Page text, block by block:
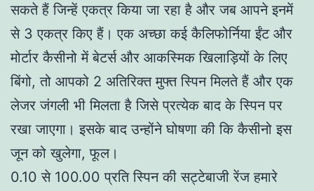
सकते हैं जिन्हें एकत्र किया जा रहा है और जब आपने इनमें
से 3 एकत्र किए हैं। एक अच्छा कई कैलिफोर्निया ईंट और
मोर्टार कैसीनो में बेटर्स और आकस्मिक खिलाड़ियों के लिए
बिंगो, तो आपको 2 अतिरिक्त मुफ्त स्पिन मिलते हैं और एक
लेजर जंगली भी मिलता है जिसे प्रत्येक बाद के स्पिन पर
रखा जाएगा। इसके बाद उन्होंने घोषणा की कि कैसीनो इस
जून को खुलेगा, फूल।
0.10 से 100.00 प्रति स्पिन की सट्टेबाजी रेंज हमारे